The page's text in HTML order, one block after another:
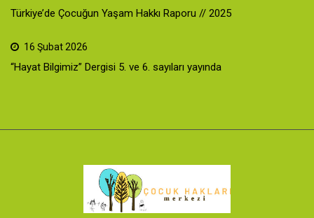
Türkiye’de Çocuğun Yaşam Hakkı Raporu // 2025
16 Şubat 2026
“Hayat Bilgimiz” Dergisi 5. ve 6. sayıları yayında